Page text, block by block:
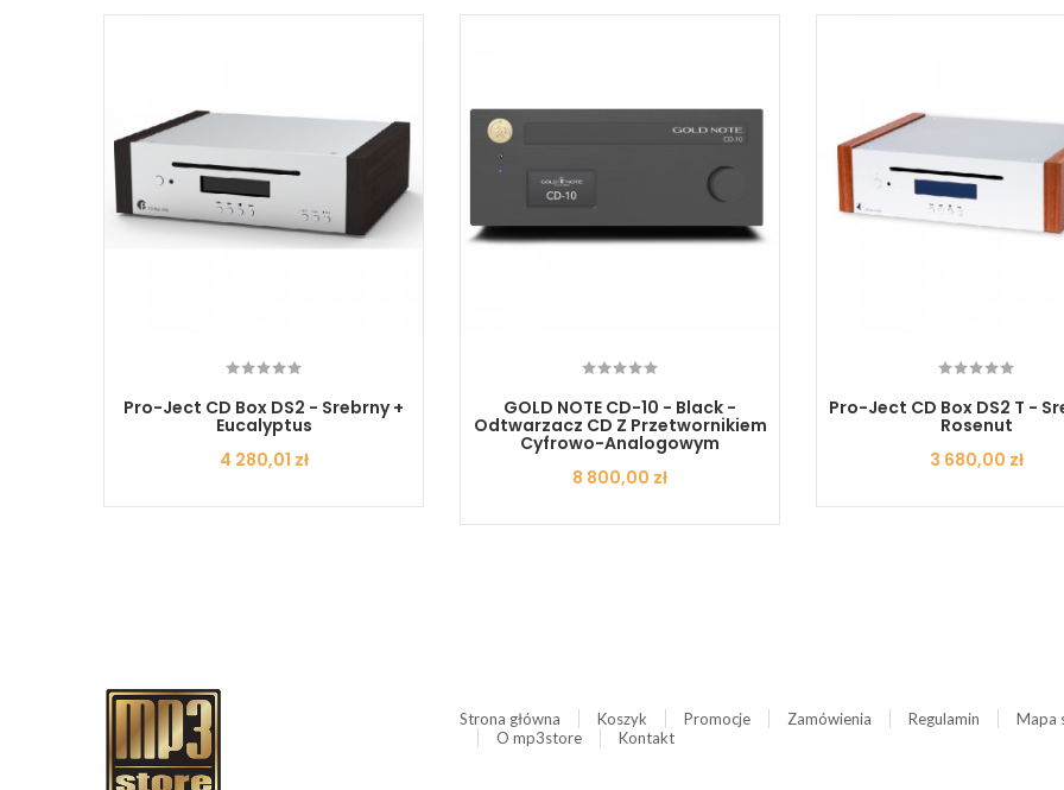
Pro-Ject CD Box DS2 - Srebrny +
Eucalyptus
Cena
4 280,01 zł
GOLD NOTE CD-10 - Black -
Odtwarzacz CD Z Przetwornikiem
Cyfrowo-Analogowym
Cena
8 800,00 zł
Pro-Ject CD Box DS2 T -
Rosenut
Cena
3 680,00 zł
Strona główna Koszyk Promocje Zamówienia Regulamin Mapa
O mp3store
Kontakt